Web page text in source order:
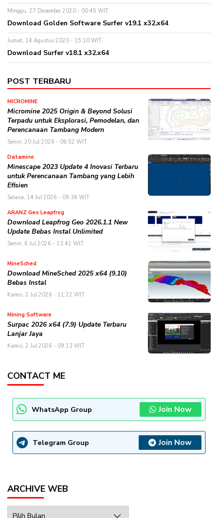
Minggu, 27 Desember 2020 - 00:45 WIT
Download Golden Software Surfer v19.1 x32.x64
Jumat, 14 Agustus 2020 - 15:10 WIT
Download Surfer v18.1 x32.x64
POST TERBARU
MICROMINE
Micromine 2025 Origin & Beyond Solusi
Terpadu untuk Eksplorasi, Pemodelan, dan
Perencanaan Tambang Modern
Senin, 20 Jul 2026 - 06:52 WIT
Datamine
Minescape 2023 Update 4 Inovasi Terbaru
untuk Perencanaan Tambang yang Lebih
Efisien
Selasa, 14 Jul 2026 - 09:36 WIT
ARANZ Geo Leapfrog
Download Leapfrog Geo 2026.1.1 New
Update Bebas Instal Unlimited
Senin, 6 Jul 2026 - 13:41 WIT
MineSched
Download MineSched 2025 x64 (9.10)
Bebas Instal
Kamis, 2 Jul 2026 - 11:22 WIT
Mining Software
Surpac 2026 x64 (7.9) Update Terbaru
Lanjar Jaya
Kamis, 2 Jul 2026 - 09:13 WIT
CONTACT ME
WhatsApp Group Join Now
Telegram Group Join Now
ARCHIVE WEB